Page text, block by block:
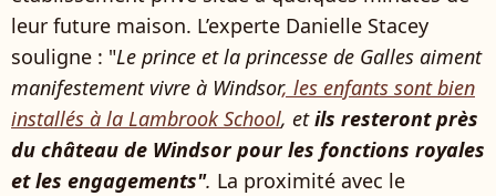
leur future maison. L’experte Danielle Stacey
souligne : "Le prince et la princesse de Galles aiment
manifestement vivre à Windsor, les enfants sont bien
installés à la Lambrook School, etils resteront près
du château de Windsor pour les fonctions royales
et les engagements". La proximité avec le